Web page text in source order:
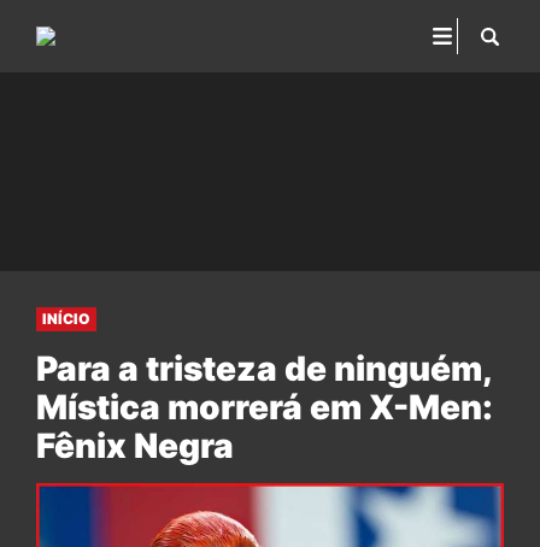
INÍCIO
Para a tristeza de ninguém,
Mística morrerá em X-Men:
Fênix Negra